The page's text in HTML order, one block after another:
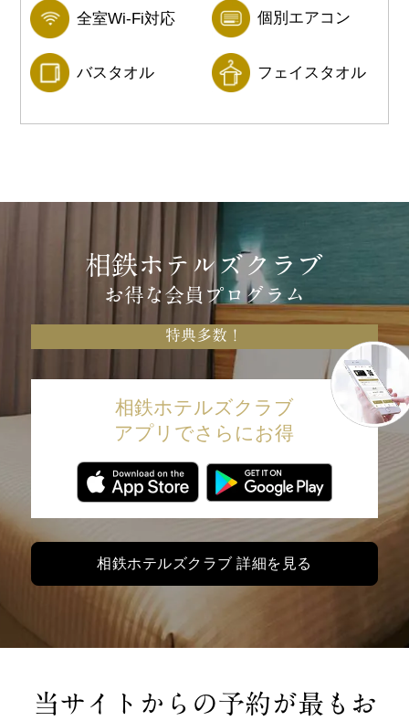
全室Wi-Fi対応 個別エアコン
バスタオル フェイスタオル
相鉄ホテルズクラブ
お得な会員プログラム
特典多数！
相鉄ホテルズクラブ
アプリでさらにお得
相鉄ホテルズクラブ 詳細を見る
当サイトからの予約が最もお